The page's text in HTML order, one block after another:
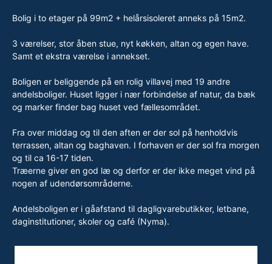
Bolig i to etager på 99m2 + helårsisoleret anneks på 15m2.
3 værelser, stor åben stue, nyt køkken, altan og egen have.
Samt et ekstra værelse i annekset.
Boligen er beliggende på en rolig villavej med 19 andre
andelsboliger. Huset ligger i nær forbindelse af natur, da bæk
og marker finder bag huset ved fællesområdet.
Fra over middag og til den aften er der sol på henholdvis
terrassen, altan og baghaven. I forhaven er der sol fra morgen
og til ca 16-17 tiden.
Træerne giver en god læ og derfor er der ikke meget vind på
nogen af udendørsområderne.
Andelsboligen er i gåafstand til dagligvarebutikker, letbane,
daginstitutioner, skoler og café (Nyma).